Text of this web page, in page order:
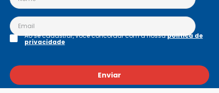
Enviar
Ao se cadastrar, você concordar com a nossapolítica de
privacidade